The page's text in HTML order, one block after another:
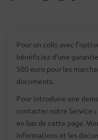
Pour un colis avec
bénéficiez d'une
500 euro pour les
documents.
Pour introduire une
contacter notre Service
en bas de cette page.
informations et les